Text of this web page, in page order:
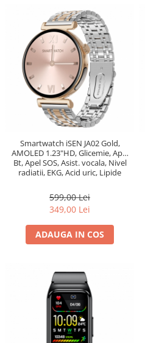
Smartwatch iSEN JA02 Gold,
AMOLED 1.23"HD, Glicemie, Apel
Bt, Apel SOS, Asist. vocala, Nivel
radiatii, EKG, Acid uric, Lipide
corporala, 240mAh
599,00 Lei
349,00 Lei
ADAUGA IN COS